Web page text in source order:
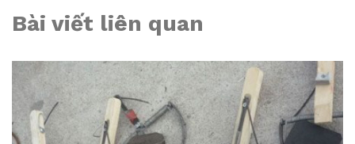
Bài viết liên quan